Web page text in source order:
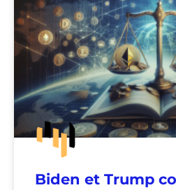
Biden et Trump